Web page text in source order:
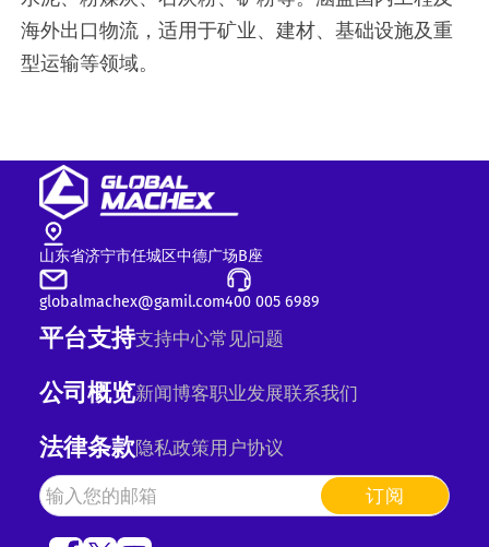
海外出口物流，适用于矿业、建材、基础设施及重
型运输等领域。
山东省济宁市任城区中德广场B座
globalmachex@gamil.com400 005 6989
平台支持支持中心常见问题
公司概览新闻博客职业发展联系我们
法律条款隐私政策用户协议
订阅